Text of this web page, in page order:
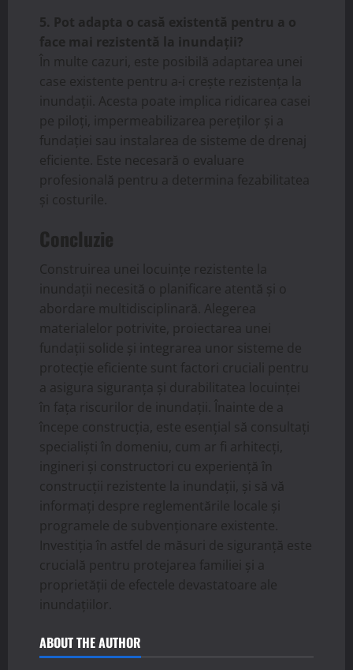
5. Pot adapta o casă existentă pentru a o
face mai rezistentă la inundații?
În multe cazuri, este posibilă adaptarea unei
case existente pentru a-i crește rezistența la
inundații. Acesta poate implica ridicarea casei
pe piloți, impermeabilizarea pereților și a
fundației sau instalarea de sisteme de drenaj
eficiente. Este necesară o evaluare
profesională pentru a determina fezabilitatea
și costurile.
Concluzie
Construirea unei locuințe rezistente la
inundații necesită o planificare atentă și o
abordare multidisciplinară. Alegerea
materialelor potrivite, proiectarea unei
fundații solide și integrarea unor sisteme de
protecție eficiente sunt factori cruciali pentru
a asigura siguranța și durabilitatea locuinței
în fața riscurilor de inundații. Înainte de a
începe construcția, este esențial să consultați
specialiști în domeniu, cum ar fi arhitecți,
ingineri și constructori cu experiență în
construcții rezistente la inundații, și să vă
informați despre reglementările locale și
programele de subvenționare existente.
Investiția în astfel de măsuri de siguranță este
crucială pentru protejarea familiei și a
proprietății de efectele devastatoare ale
inundațiilor.
ABOUT THE AUTHOR